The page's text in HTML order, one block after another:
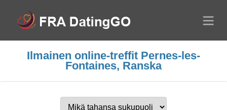
Ilmainen online-treffit Pernes-les-
Fontaines, Ranska